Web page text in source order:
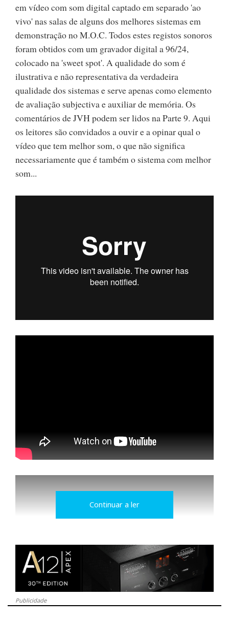
em vídeo com som digital captado em separado 'ao
vivo' nas salas de alguns dos melhores sistemas em
demonstração no M.O.C. Todos estes registos sonoros
foram obtidos com um gravador digital a 96/24,
colocado na 'sweet spot'. A qualidade do som é
ilustrativa e não representativa da verdadeira
qualidade dos sistemas e serve apenas como elemento
de avaliação subjectiva e auxiliar de memória. Os
comentários de JVH podem ser lidos na Parte 9. Aqui
os leitores são convidados a ouvir e a opinar qual o
vídeo que tem melhor som, o que não significa
necessariamente que é também o sistema com melhor
som...
Continuar a ler
Publicidade